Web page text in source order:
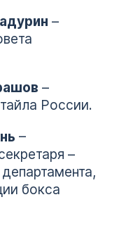
–
–
России.
–
–
бокса